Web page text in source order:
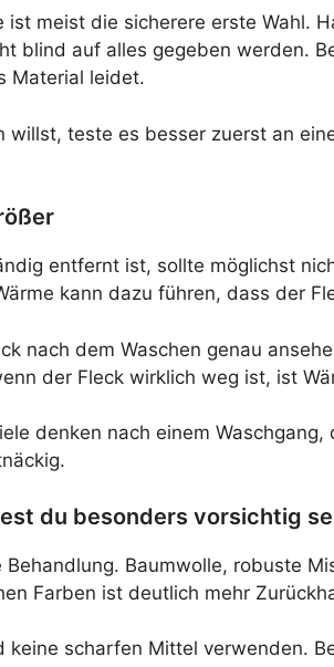
ist meist die sicherere erste
blind auf alles gegeben werden.
Material leidet.
willst, teste es besser zuerst an
entfernt ist, sollte möglichst
kann dazu führen, dass der
nach dem Waschen genau
der Fleck wirklich weg ist, ist
denken nach einem
du besonders vorsichtig
Baumwolle, robuste
Farben ist deutlich mehr
scharfen Mittel verwenden.